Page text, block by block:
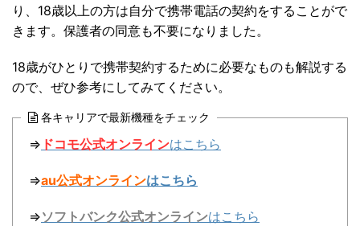
り、18歳以上の方は自分で携帯電話の契約をすることがで
きます。保護者の同意も不要になりました。
18歳がひとりで携帯契約するために必要なものも解説する
ので、ぜひ参考にしてみてください。
各キャリアで最新機種をチェック
⇒ ドコモ公式オンラインはこちら
⇒au公式オンラインはこちら
⇒ソフトバンク公式オンラインはこちら